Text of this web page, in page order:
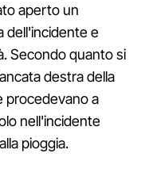
aperto un
dell'incidente e
Secondo quanto si
destra della
procedevano a
nell'incidente
pioggia.